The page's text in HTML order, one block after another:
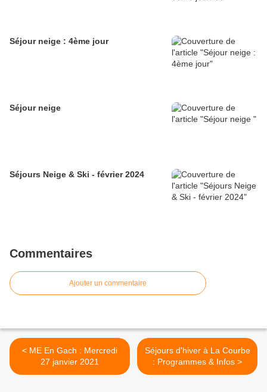
Séjour neige : 4ème jour
Séjour neige
Séjours Neige & Ski - février 2024
Commentaires
Ajouter un commentaire
< ME En Gach : Mercredi
27 janvier 2021
Séjours d'hiver à La Courbe
: Programmes & Infos >